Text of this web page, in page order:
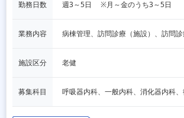
勤務日数 週3～5日 　※月～金のうち3～5日
業務内容 病棟管理、訪問診療（施設）、訪問診
施設区分 老健
募集科目